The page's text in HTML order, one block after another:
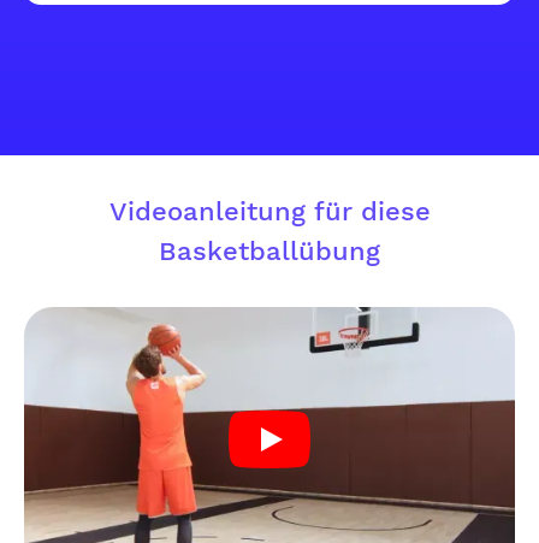
Videoanleitung für diese
Basketballübung